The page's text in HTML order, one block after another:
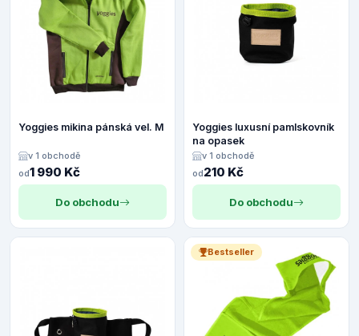
Yoggies mikina pánská vel. M
v 1 obchodě
od1 990 Kč
Do obchodu
Yoggies luxusní pamlskovník
na opasek
v 1 obchodě
od210 Kč
Do obchodu
Bestseller